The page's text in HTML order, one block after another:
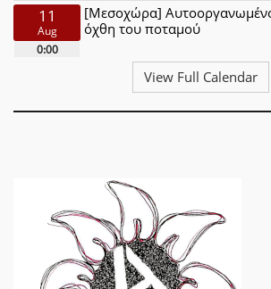
11
Aug
0:00
[Μεσοχώρα]
όχθη του ποταμού
View Full Calendar